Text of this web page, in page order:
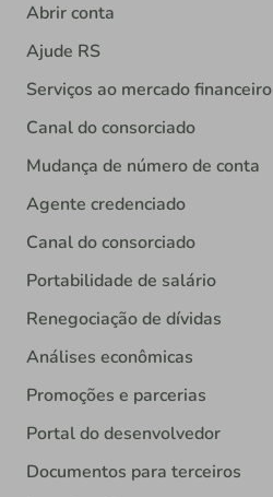
Abrir conta
Ajude RS
Serviços ao mercado financeiro
Canal do consorciado
Mudança de número de conta
Agente credenciado
Canal do consorciado
Portabilidade de salário
Renegociação de dívidas
Análises econômicas
Promoções e parcerias
Portal do desenvolvedor
Documentos para terceiros